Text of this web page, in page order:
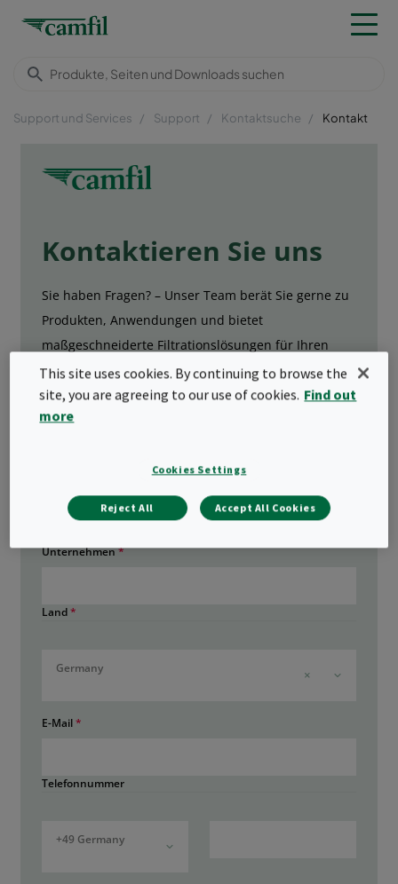
Support und Services Support Kontaktsuche Kontakt
This site uses cookies. By continuing to browse the
site, you are agreeing to our use of cookies. Find out
more
Cookies Settings
Reject All Accept All Cookies